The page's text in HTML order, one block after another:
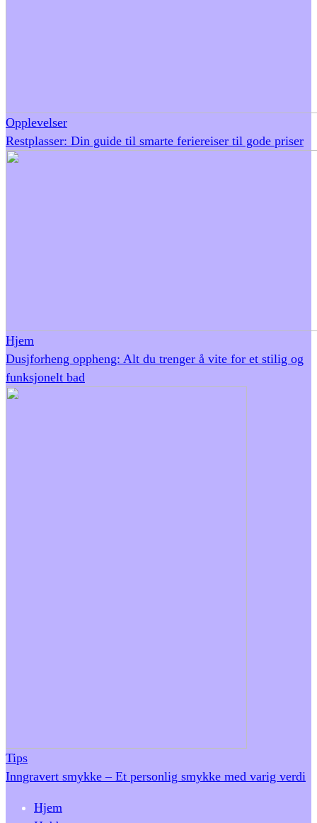
Opplevelser
Restplasser: Din guide til smarte feriereiser til gode priser
Hjem
Dusjforheng oppheng: Alt du trenger å vite for et stilig og
funksjonelt bad
Tips
Inngravert smykke – Et personlig smykke med varig verdi
Hjem